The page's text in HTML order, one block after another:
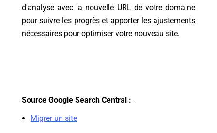
d'analyse avec la nouvelle URL de votre domaine
pour suivre les progrès et apporter les ajustements
nécessaires pour optimiser votre nouveau site.
Source Google Search Central :
Migrer un site